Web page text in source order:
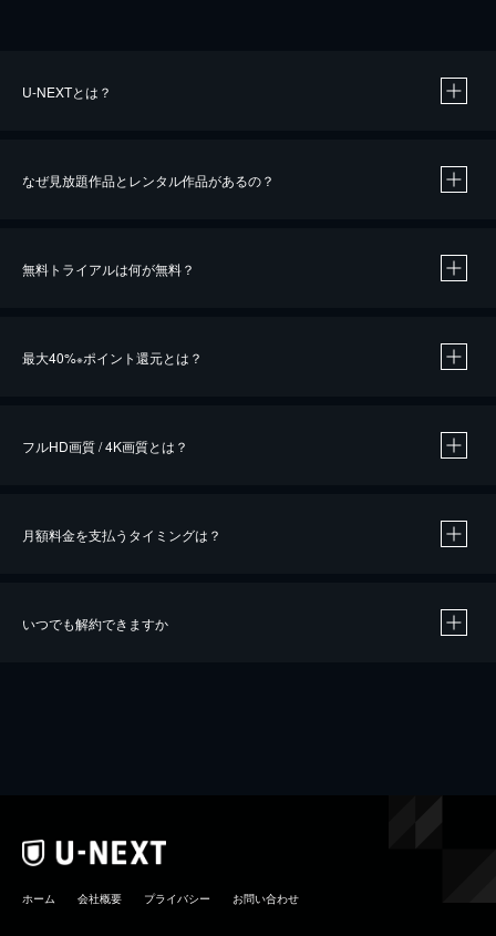
U-NEXTとは？
なぜ見放題作品とレンタル作品があるの？
無料トライアルは何が無料？
最大40%※ポイント還元とは？
※40％ポイント還元の対象は、クレジットカード決済による作品の購入 / レンタルです。
フルHD画質 / 4K画質とは？
月額料金を支払うタイミングは？
いつでも解約できますか
ホーム 会社概要 プライバシー お問い合わせ